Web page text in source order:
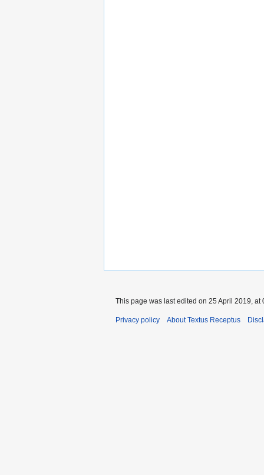
This page was last edited on 25 April 2019, at
Privacy policy About Textus Receptus